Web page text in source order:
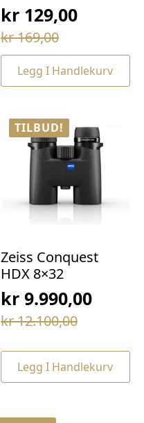
kr169,00
Opprinnelig
pris
var:
kr129,00
Nåværende
pris
er:Legg I Handlekurv
TILBUD!
Zeiss Conquest
HDX 8×32
kr12.100,00
Opprinnelig
var:
kr 12.100,00.
kr9.990,00
Nåværende
er:
kr 9.990,00.
Legg I Handlekurv